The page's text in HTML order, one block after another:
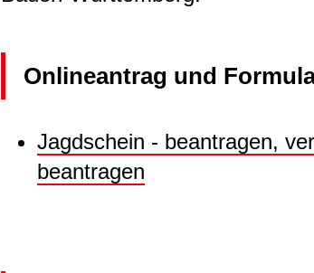
Onlineantrag und
Jagdschein - beantragen,
beantragen